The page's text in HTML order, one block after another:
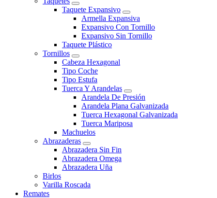
Taquete Expansivo
Armella Expansiva
Expansivo Con Tornillo
Expansivo Sin Tornillo
Taquete Plástico
Tornillos
Cabeza Hexagonal
Tipo Coche
Tipo Estufa
Tuerca Y Arandelas
Arandela De Presión
Arandela Plana Galvanizada
Tuerca Hexagonal Galvanizada
Tuerca Mariposa
Machuelos
Abrazaderas
Abrazadera Sin Fin
Abrazadera Omega
Abrazadera Uña
Birlos
Varilla Roscada
Remates